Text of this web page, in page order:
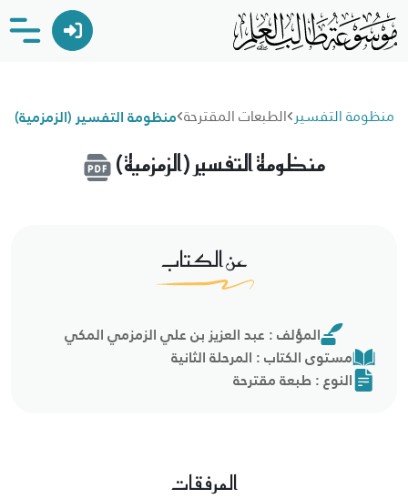
منظومة التفسير الطبعات المقترحة منظومة التفسير (الزمزمية)
منظومة التفسير (الزمزمية)
عن الكتاب
المؤلف : عبد العزيز بن علي الزمزمي المكي
مستوى الكتاب : المرحلة الثانية
النوع : طبعة مقترحة
المرفقات